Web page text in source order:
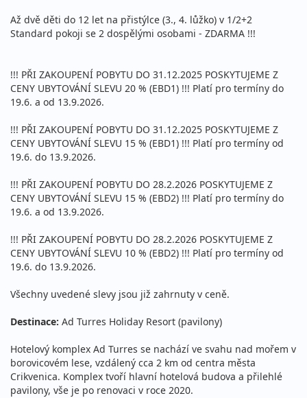
Až dvě děti do 12 let na přistýlce (3., 4. lůžko) v 1/2+2
Standard pokoji se 2 dospělými osobami - ZDARMA !!!
!!! PŘI ZAKOUPENÍ POBYTU DO 31.12.2025 POSKYTUJEME Z
CENY UBYTOVÁNÍ SLEVU 20 % (EBD1) !!! Platí pro termíny do
19.6. a od 13.9.2026.
!!! PŘI ZAKOUPENÍ POBYTU DO 31.12.2025 POSKYTUJEME Z
CENY UBYTOVÁNÍ SLEVU 15 % (EBD1) !!! Platí pro termíny od
19.6. do 13.9.2026.
!!! PŘI ZAKOUPENÍ POBYTU DO 28.2.2026 POSKYTUJEME Z
CENY UBYTOVÁNÍ SLEVU 15 % (EBD2) !!! Platí pro termíny do
19.6. a od 13.9.2026.
!!! PŘI ZAKOUPENÍ POBYTU DO 28.2.2026 POSKYTUJEME Z
CENY UBYTOVÁNÍ SLEVU 10 % (EBD2) !!! Platí pro termíny od
19.6. do 13.9.2026.
Všechny uvedené slevy jsou již zahrnuty v ceně.
Destinace: Ad Turres Holiday Resort (pavilony)
Hotelový komplex Ad Turres se nachází ve svahu nad mořem v
borovicovém lese, vzdálený cca 2 km od centra města
Crikvenica. Komplex tvoří hlavní hotelová budova a přilehlé
pavilony, vše je po renovaci v roce 2020.